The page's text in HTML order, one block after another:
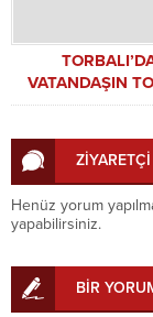
VATANDAŞIN
HALK
Henüz yorum
yapabilirsiniz.
BİR